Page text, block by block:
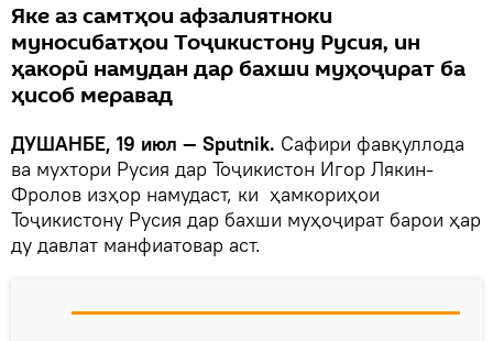
Яке аз самтҳои афзалиятноки
муносибатҳои Тоҷикистону Русия, ин
ҳакорӣ намудан дар бахши муҳоҷират ба
ҳисоб меравад
ДУШАНБЕ, 19 июл — Sputnik. Сафири фавқуллода
ва мухтори Русия дар Тоҷикистон Игор Лякин-
Фролов изҳор намудаст, ки ҳамкориҳои
Тоҷикистону Русия дар бахши муҳоҷират барои ҳар
ду давлат манфиатовар аст.